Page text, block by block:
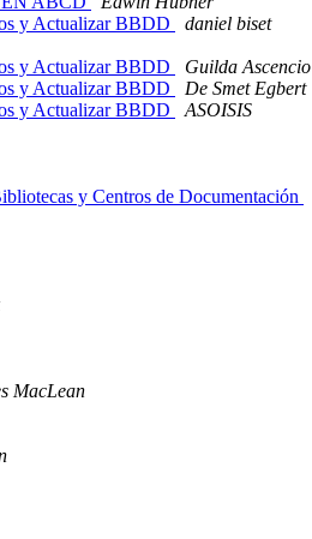
y Actualizar BBDD
daniel biset
y Actualizar BBDD
Guilda Ascencio
y Actualizar BBDD
De Smet Egbert
y Actualizar BBDD
ASOISIS
y Centros de Documentación
MacLean